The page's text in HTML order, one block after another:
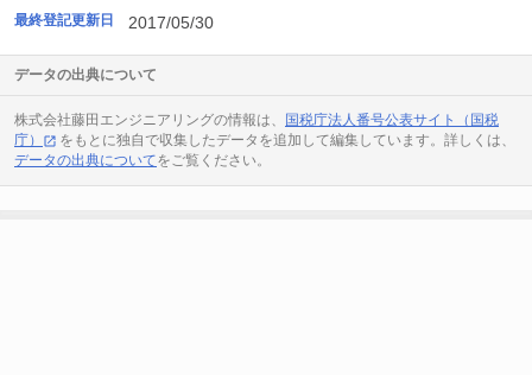
最終登記更新日 2017/05/30
データの出典について
株式会社藤田エンジニアリングの情報は、
国税庁法人番号公表サイト（国税
庁）
をもとに独自で収集したデータを追加して編集しています。詳しくは、
データの出典についてをご覧ください。